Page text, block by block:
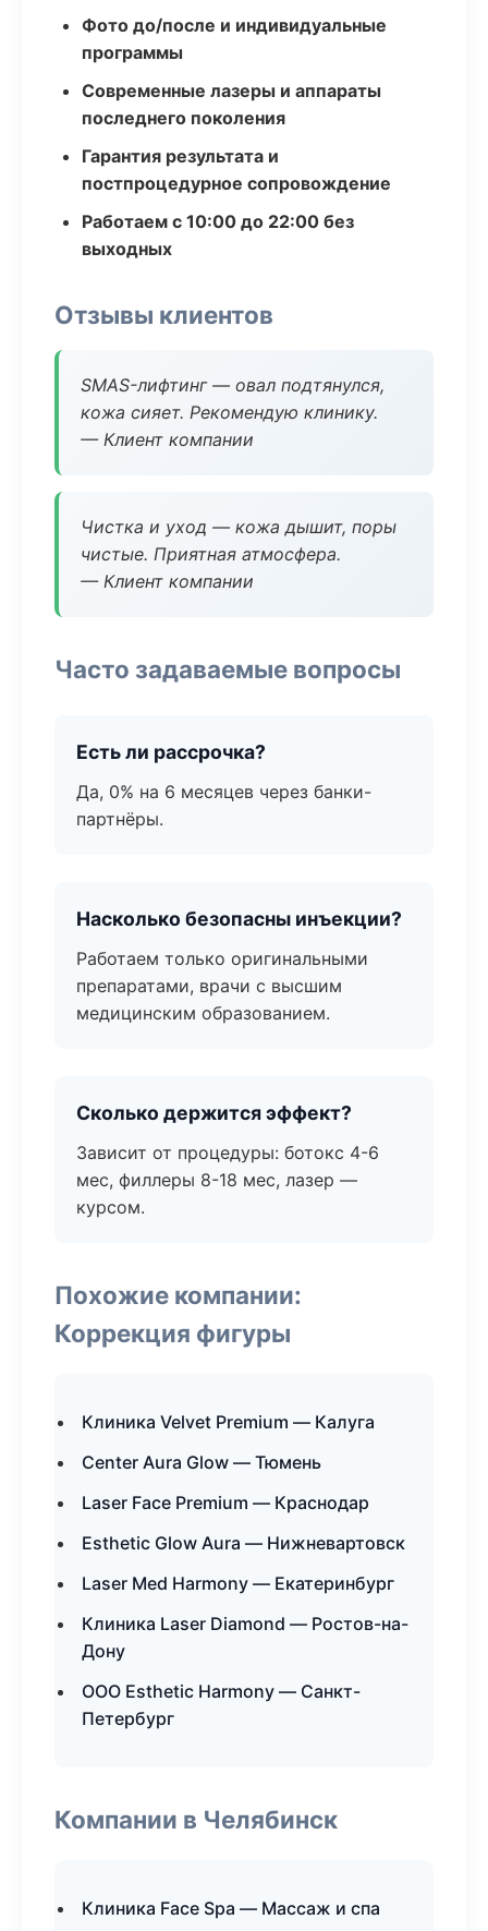
Фото до/после и индивидуальные
программы
Современные лазеры и аппараты
последнего поколения
Гарантия результата и
постпроцедурное сопровождение
Работаем с 10:00 до 22:00 без
выходных
Отзывы клиентов
SMAS-лифтинг — овал подтянулся,
кожа сияет. Рекомендую клинику.
— Клиент компании
Чистка и уход — кожа дышит, поры
чистые. Приятная атмосфера.
— Клиент компании
Часто задаваемые вопросы
Есть ли рассрочка?
Да, 0% на 6 месяцев через банки-
партнёры.
Насколько безопасны инъекции?
Работаем только оригинальными
препаратами, врачи с высшим
медицинским образованием.
Сколько держится эффект?
Зависит от процедуры: ботокс 4-6
мес, филлеры 8-18 мес, лазер —
курсом.
Похожие компании:
Коррекция фигуры
Клиника Velvet Premium — Калуга
Center Aura Glow — Тюмень
Laser Face Premium — Краснодар
Esthetic Glow Aura — Нижневартовск
Laser Med Harmony — Екатеринбург
Клиника Laser Diamond — Ростов-на-
Дону
ООО Esthetic Harmony — Санкт-
Петербург
Компании в Челябинск
Клиника Face Spa — Массаж и спа